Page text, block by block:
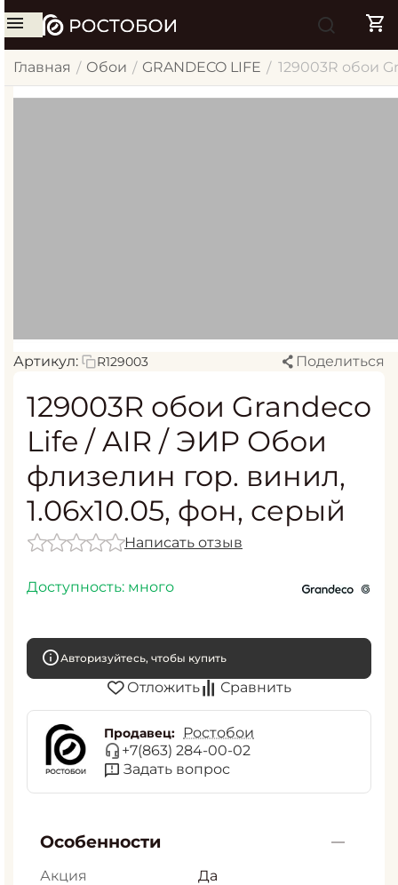
Главная / Обои / GRANDECO LIFE / 129003R обои
Артикул: R129003 Поделиться
129003R обои Grandeco
Life / AIR / ЭИР Обои
флизелин гор. винил,
1.06х10.05, фон, серый
Написать отзыв
Доступность: много
Авторизуйтесь, чтобы купить
Отложить Сравнить
Продавец:
Ростобои
+7(863) 284-00-02
Задать вопрос
Особенности
Акция
Да